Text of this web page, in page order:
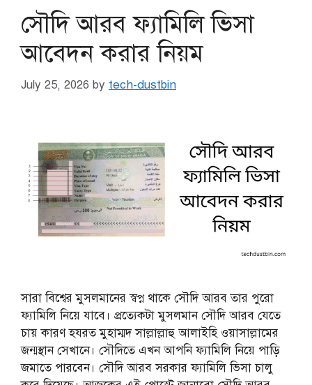
সৌদি আরব ফ্যামিলি ভিসা
আবেদন করার নিয়ম
July 25, 2026 by tech-dustbin
সারা বিশ্বের মুসলমানের স্বপ্ন থাকে সৌদি আরব তার পুরো
ফ্যামিলি নিয়ে যাবে। প্রত্যেকটা মুসলমান সৌদি আরব যেতে
চায় কারণ হযরত মুহাম্মদ সাল্লাল্লাহু আলাইহি ওয়াসাল্লামের
জন্মস্থান সেখানে। সৌদিতে এখন আপনি ফ্যামিলি নিয়ে পাড়ি
জমাতে পারবেন। সৌদি আরব সরকার ফ্যামিলি ভিসা চালু